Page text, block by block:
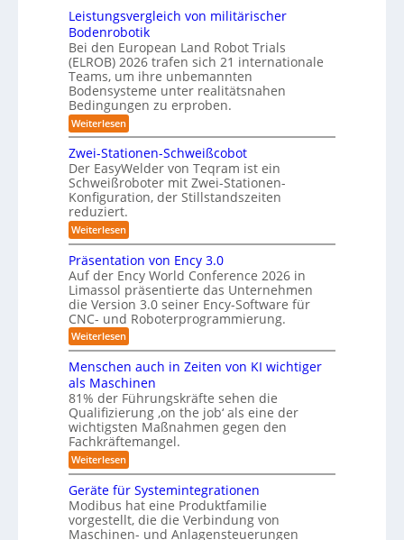
r
3
D
-
S
t
e
r
e
o
-
K
a
m
e
r
a
s
y
s
t
m
f
ü
r
R
o
b
o
t
i
u
t
t
l
e
-
S
y
s
t
e
f
ü
r
R
e
i
n
r
ä
u
m
e
b
i
s
S
O
-
Leistungsvergleich von militärischer
Bodenrobotik
Bei den European Land Robot Trials
(ELROB) 2026 trafen sich 21 internationale
Teams, um ihre unbemannten
Bodensysteme unter realitätsnahen
Bedingungen zu erproben.
Weiterlesen:
L
e
i
s
t
u
g
s
v
e
r
g
l
e
i
c
h
v
o
n
m
i
l
i
t
ä
r
i
s
c
h
Zwei-Stationen-Schweißcobot
Der EasyWelder von Teqram ist ein
Schweißroboter mit Zwei-Stationen-
Konfiguration, der Stillstandszeiten
reduziert.
Weiterlesen:
Z
w
e
i
-
S
t
a
t
i
o
n
e
n
-
S
c
h
w
i
ß
c
o
Präsentation von Ency 3.0
Auf der Ency World Conference 2026 in
Limassol präsentierte das Unternehmen
die Version 3.0 seiner Ency-Software für
CNC- und Roboterprogrammierung.
Weiterlesen:
P
ä
s
e
n
t
a
t
i
o
n
v
o
n
E
Menschen auch in Zeiten von KI wichtiger
als Maschinen
81% der Führungskräfte sehen die
Qualifizierung ‚on the job‘ als eine der
wichtigsten Maßnahmen gegen den
Fachkräftemangel.
Weiterlesen:
M
n
s
c
h
Geräte für Systemintegrationen
Modibus hat eine Produktfamilie
vorgestellt, die die Verbindung von
Maschinen- und Anlagensteuerungen